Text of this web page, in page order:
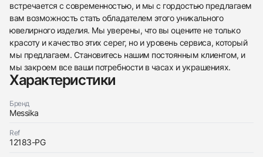
438
285
145
142
205
204
195
150
6
встречается с современностью, и мы с гордостью предлагаем
вам возможность стать обладателем этого уникального
ювелирного изделия. Мы уверены, что вы оцените не только
красоту и качество этих серег, но и уровень сервиса, который
мы предлагаем. Становитесь нашим постоянным клиентом, и
мы закроем все ваши потребности в часах и украшениях.
Характеристики
Бренд
Messika
Ref
12183-PG